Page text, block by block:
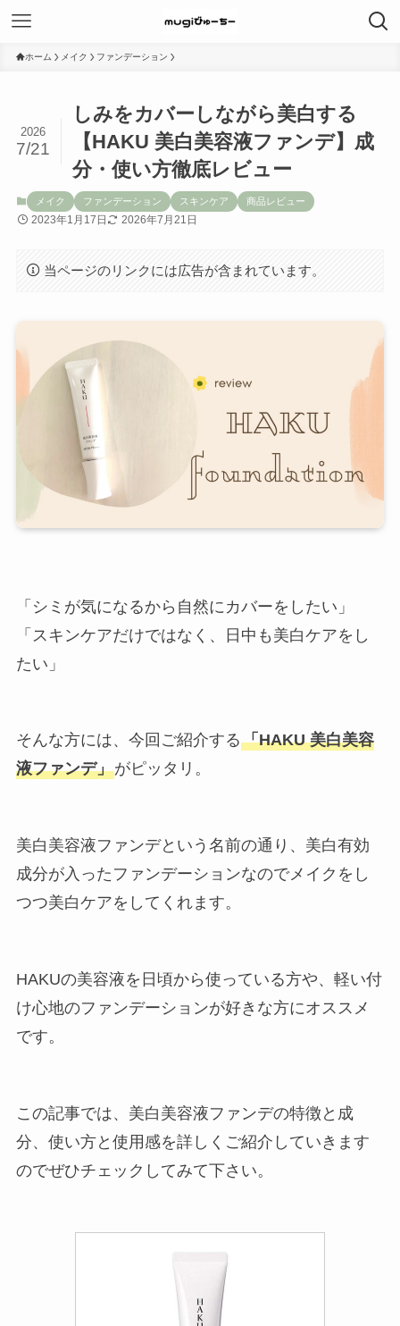
ホーム メイク ファンデーション
しみをカバーしながら美白する
【HAKU 美白美容液ファンデ】成
分・使い方徹底レビュー
2026
7/21
メイク ファンデーション スキンケア 商品レビュー
2023年1月17日 2026年7月21日
当ページのリンクには広告が含まれています。
「シミが気になるから自然にカバーをしたい」
「スキンケアだけではなく、日中も美白ケアをし
たい」
そんな方には、今回ご紹介する「HAKU 美白美容
液ファンデ」がピッタリ。
美白美容液ファンデという名前の通り、美白有効
成分が入ったファンデーションなのでメイクをし
つつ美白ケアをしてくれます。
HAKUの美容液を日頃から使っている方や、軽い付
け心地のファンデーションが好きな方にオススメ
です。
この記事では、美白美容液ファンデの特徴と成
分、使い方と使用感を詳しくご紹介していきます
のでぜひチェックしてみて下さい。